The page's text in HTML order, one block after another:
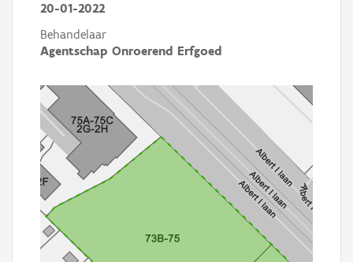
20-01-2022
Behandelaar
Agentschap Onroerend Erfgoed